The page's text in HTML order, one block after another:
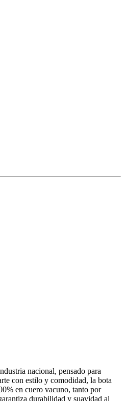
nacional, pensado para
con estilo y comodidad, la bota
en cuero vacuno, tanto por
durabilidad y suavidad al